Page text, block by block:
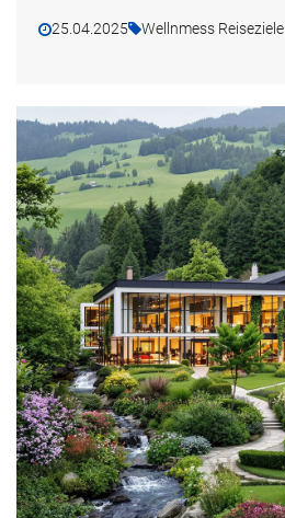
25.04.2025 Wellnmess Reiseziele